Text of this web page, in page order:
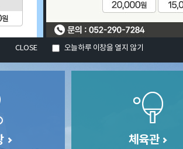
오늘하루 이창을 열지 않기
CLOSE
체육관